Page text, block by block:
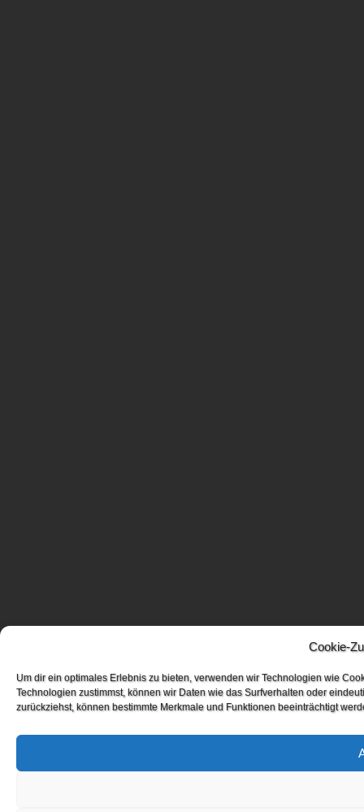
Cookie-
Um dir ein optimales Erlebnis zu bieten, verwenden wir Technologien wie
Technologien zustimmst, können wir Daten wie das Surfverhalten oder
zurückziehst, können bestimmte Merkmale und Funktionen beeinträchtigt